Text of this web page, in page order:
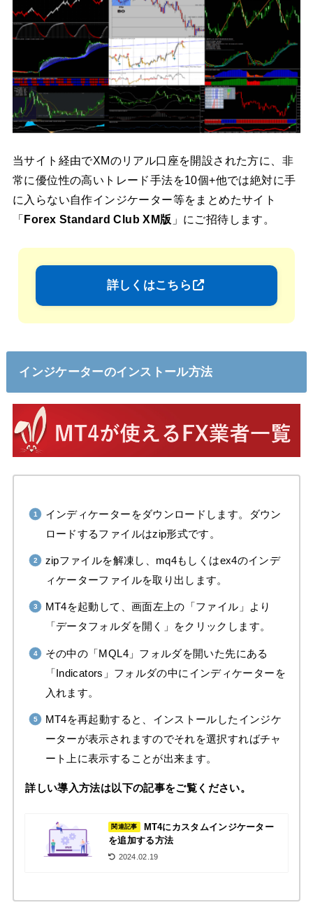
当サイト経由でXMのリアル口座を開設された方に、非
常に優位性の高いトレード手法を10個+他では絶対に手
に入らない自作インジケーター等をまとめたサイト
「 Forex Standard Club XM版 」にご招待します。
詳しくはこちら
インジケーターのインストール方法
インディケーターをダウンロードします。ダウン
ロードするファイルはzip形式です。
zipファイルを解凍し、mq4もしくはex4のインデ
ィケーターファイルを取り出します。
MT4を起動して、画面左上の「ファイル」より
「データフォルダを開く」をクリックします。
その中の「MQL4」フォルダを開いた先にある
「Indicators」フォルダの中にインディケーターを
入れます。
MT4を再起動すると、インストールしたインジケ
ーターが表示されますのでそれを選択すればチャ
ート上に表示することが出来ます。
詳しい導入方法は以下の記事をご覧ください。
関連記事
MT4にカスタムインジケーター
を追加する方法
2024.02.19